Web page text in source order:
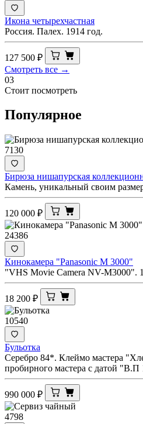
Икона четырехчастная
Россия. Палех. 1914 год.
127 500 ₽
Смотреть все →
03
Стоит посмотреть
Популярное
7130
Бирюза нишапурская
Камень, уникальный своим
120 000 ₽
24386
Кинокамера "Panasonic M 3000"
"VHS Movie Camera NV-M3000".
18 200 ₽
10540
Бульотка
Серебро 84*. Клеймо мастера
пробирного мастера с датой
990 000 ₽
4798